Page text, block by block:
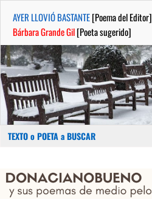
AYER LLOVIÓ BASTANTE[Poema del Editor]
Bárbara Grande Gil[Poeta sugerido]
Buscar:
contenido